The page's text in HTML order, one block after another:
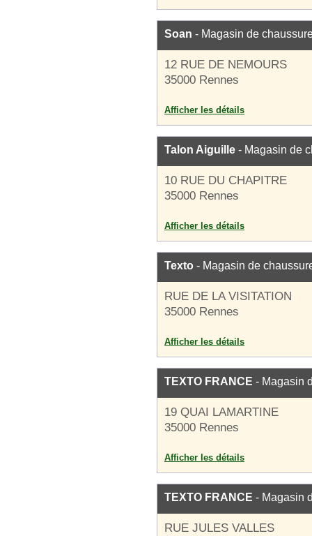
Soan - Magasin de
12 RUE DE NEMOURS
35000 Rennes
Afficher les détails
Talon Aiguille - Magasin de
10 RUE DU CHAPITRE
35000 Rennes
Afficher les détails
Texto - Magasin de
RUE DE LA VISITATION
35000 Rennes
Afficher les détails
TEXTO FRANCE - Magasin
19 QUAI LAMARTINE
35000 Rennes
Afficher les détails
TEXTO FRANCE - Magasin
RUE JULES VALLES